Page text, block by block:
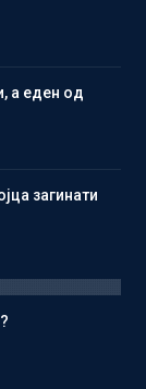
а еден од
загинати